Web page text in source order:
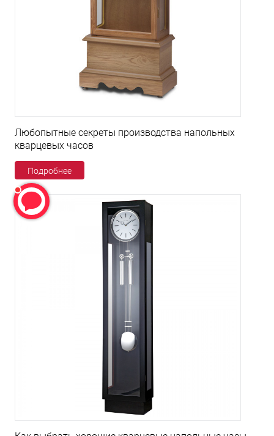
Любопытные секреты производства напольных
кварцевых часов
Подробнее